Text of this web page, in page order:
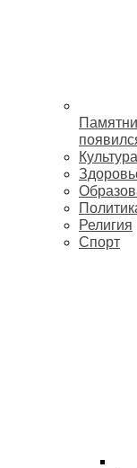
Культура
Религия
Спорт